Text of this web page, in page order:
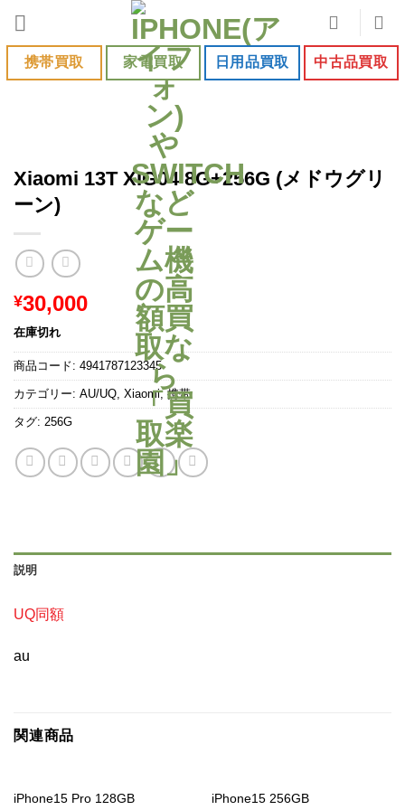
content携帯買取 家電買取 日用品買取 中古品買取
Xiaomi 13T XIG04 8G+256G (メドウグリ
ーン)
¥30,000
在庫切れ
商品コード: 4941787123345
カテゴリー: AU/UQ Xiaomi,携帯
タグ: 256G
説明
UQ同額
au
関連商品
iPhone15 Pro 128GB iPhone15 256GB